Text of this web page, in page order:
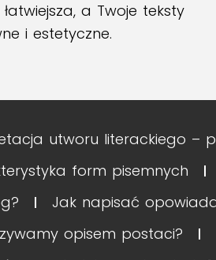
a Twoje teksty
i estetyczne.
utworu literackiego –
form pisemnych
Jak napisać
opisem postaci?